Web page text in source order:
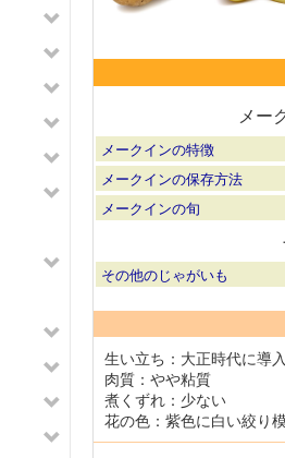
メー
メークインの特徴
メークインの保存方法
メークインの旬
その他のじゃがいも
生い立ち：大正時代に導入
肉質：やや粘質
煮くずれ：少ない
花の色：紫色に白い絞り